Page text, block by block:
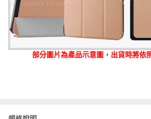
部分圖片為產品示意圖，出貨時將依